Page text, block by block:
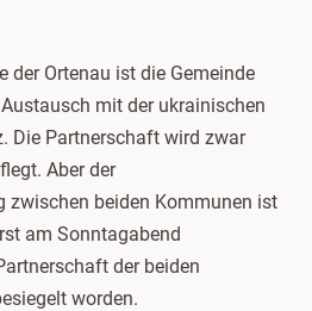
der Ortenau ist die Gemeinde
mit der ukrainischen
Die Partnerschaft wird zwar
Aber der
zwischen beiden Kommunen ist
am Sonntagabend
der beiden
worden.